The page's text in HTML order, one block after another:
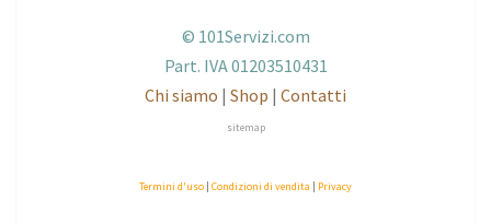
© 101Servizi.com
Part. IVA 01203510431
Chi siamo | Shop | Contatti
sitemap
Termini d'uso | Condizioni di vendita | Privacy